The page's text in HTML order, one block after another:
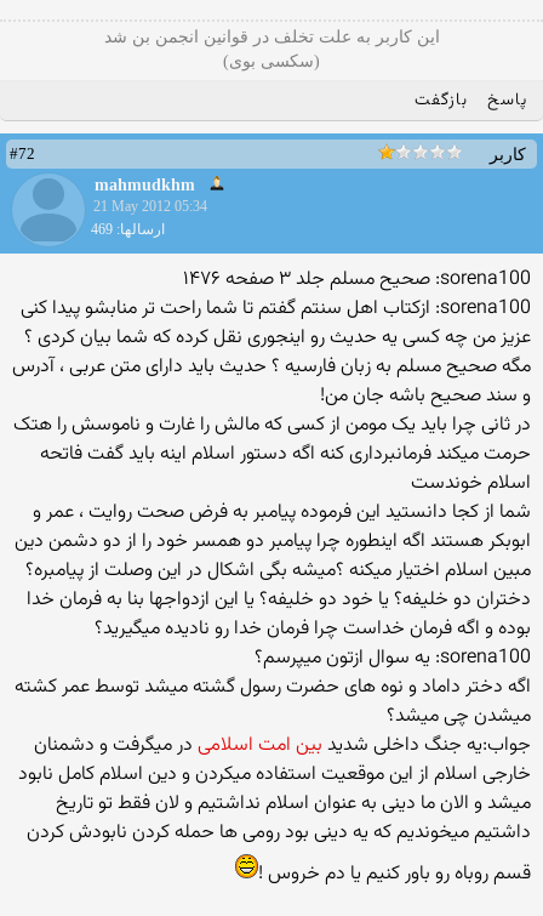
این کاربر به علت تخلف در قوانین انجمن بن شد
(سکسی بوی)
پاسخ بازگفت
کاربر
#72
mahmudkhm
21 May 2012 05:34
ارسالها: 469
sorena100: صحیح مسلم جلد ۳ صفحه ۱۴۷۶
sorena100: ازکتاب اهل سنتم گفتم تا شما راحت تر منابشو پیدا کنی
عزیز من چه کسی یه حدیث رو اینجوری نقل کرده که شما بیان کردی ؟
مگه صحیح مسلم به زبان فارسیه ؟ حدیث باید دارای متن عربی ، آدرس
و سند صحیح باشه جان من!
در ثانی چرا باید یک مومن از کسی که مالش را غارت و ناموسش را هتک
حرمت میکند فرمانبرداری کنه اگه دستور اسلام اینه باید گفت فاتحه
اسلام خوندست
شما از کجا دانستید این فرموده پیامبر به فرض صحت روایت ، عمر و
ابوبکر هستند اگه اینطوره چرا پیامبر دو همسر خود را از دو دشمن دین
مبین اسلام اختیار میکنه ؟میشه بگی اشکال در این وصلت از پیامبره؟
دختران دو خلیفه؟ یا خود دو خلیفه؟ یا این ازدواجها بنا به فرمان خدا
بوده و اگه فرمان خداست چرا فرمان خدا رو نادیده میگیرید؟
sorena100: یه سوال ازتون میپرسم؟
اگه دختر داماد و نوه های حضرت رسول گشته میشد توسط عمر کشته
میشدن چی میشد؟
جواب:یه جنگ داخلی شدید بین امت اسلامی در میگرفت و دشمنان
خارجی اسلام از این موقعیت استفاده میکردن و دین اسلام کامل نابود
میشد و الان ما دینی به عنوان اسلام نداشتیم و لان فقط تو تاریخ
داشتیم میخوندیم که یه دینی بود رومی ها حمله کردن نابودش کردن
قسم روباه رو باور کنیم یا دم خروس !